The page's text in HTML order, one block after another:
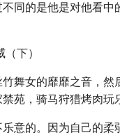
同的是他是对他看中
下）
舞女的靡靡之音，然
苑，骑马狩猎烤肉玩
意的。因为自己的柔